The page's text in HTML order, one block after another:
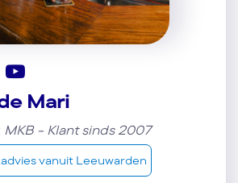
Mari
- Klant sinds 2007
vanuit Leeuwarden